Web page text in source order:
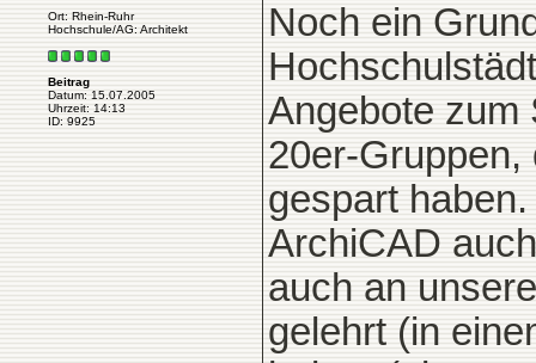
Ort: Rhein-Ruhr
Hochschule/AG: Architekt
Beitrag
Datum: 15.07.2005
Uhrzeit: 14:13
ID: 9925
Noch ein
Angebote zum
20er-
gespart
ArchiCAD
auch an
gelehrt (in